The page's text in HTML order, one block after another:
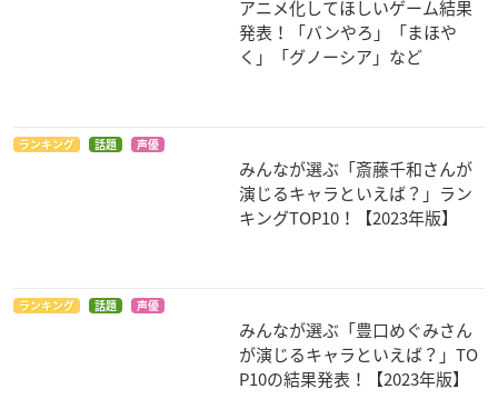
アニメ化してほしいゲーム結果
発表！「バンやろ」「まほや
く」「グノーシア」など
ランキング 話題 声優
みんなが選ぶ「斎藤千和さんが
演じるキャラといえば？」ラン
キングTOP10！【2023年版】
ランキング 話題 声優
みんなが選ぶ「豊口めぐみさん
が演じるキャラといえば？」TO
P10の結果発表！【2023年版】